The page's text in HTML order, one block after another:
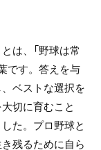
は、「野球は常
です。答えを与
ベストな選択を
切に育むこと
た。プロ野球と
残るために自ら